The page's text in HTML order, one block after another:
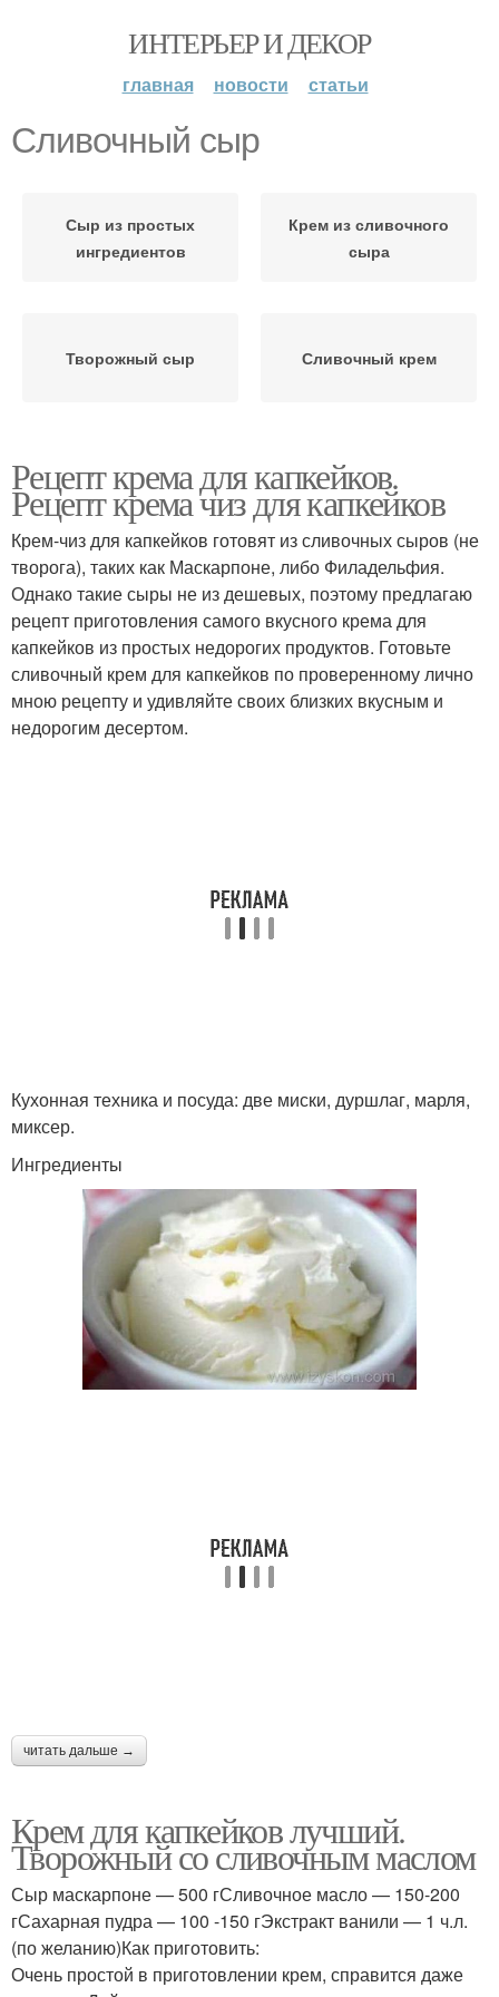
ИНТЕРЬЕР И ДЕКОР
главная новости статьи
Сливочный сыр
Сыр из простых
ингредиентов
Крем из сливочного
сыра
Творожный сыр Сливочный крем
Рецепт крема для капкейков.
Рецепт крема чиз для капкейков
Крем-чиз для капкейков готовят из сливочных сыров (не
творога), таких как Маскарпоне, либо Филадельфия.
Однако такие сыры не из дешевых, поэтому предлагаю
рецепт приготовления самого вкусного крема для
капкейков из простых недорогих продуктов. Готовьте
сливочный крем для капкейков по проверенному лично
мною рецепту и удивляйте своих близких вкусным и
недорогим десертом.
Кухонная техника и посуда: две миски, дуршлаг, марля,
миксер.
Ингредиенты
читать дальше →
Крем для капкейков лучший.
Творожный со сливочным маслом
Сыр маскарпоне — 500 гСливочное масло — 150-200
гСахарная пудра — 100 -150 гЭкстракт ванили — 1 ч.л.
(по желанию)Как приготовить:
Очень простой в приготовлении крем, справится даже